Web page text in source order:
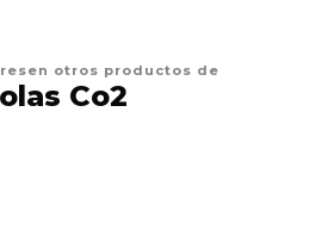
otros productos de
Co2